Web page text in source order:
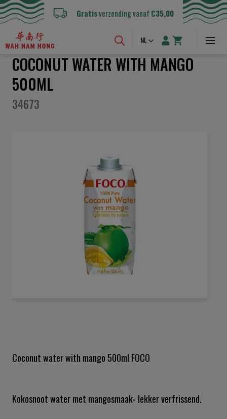
Gratisverzending vanaf€35,00
Taal
NL
COCONUT WATER WITH MANGO
500ML
34673
de
afbeeldingen-
Coconut water with mango 500ml FOCO
Kokosnoot water met mangosmaak- lekker verfrissend.